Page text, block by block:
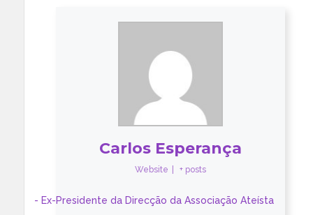
Carlos Esperança
Website + posts
- Ex-Presidente da Direcção da Associação Ateísta